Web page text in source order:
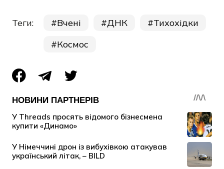
Теги: Вчені ДНК
Тихохідки
Космос